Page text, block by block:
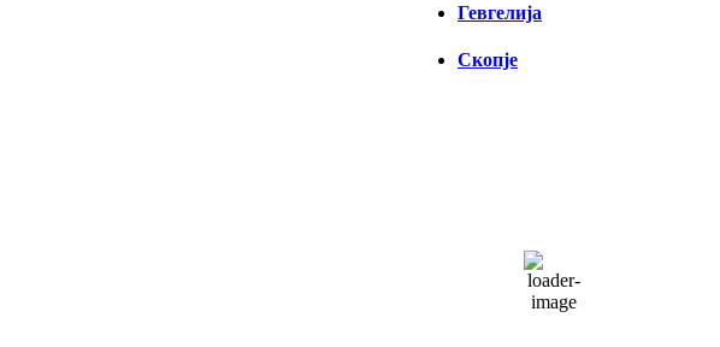
Гевгелија
Скопје